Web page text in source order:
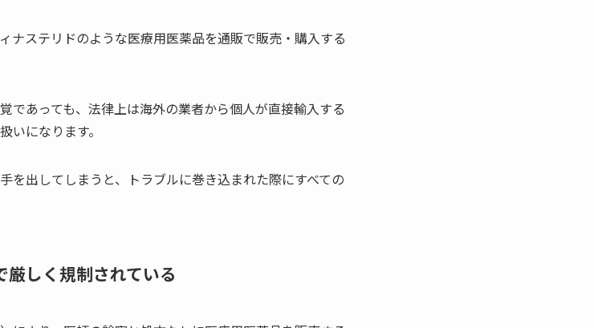
ナステリドのような医療用医薬品を通販で販売・購入する
であっても、法律上は海外の業者から個人が直接輸入する
いになります。
を出してしまうと、トラブルに巻き込まれた際にすべての
しく規制されている